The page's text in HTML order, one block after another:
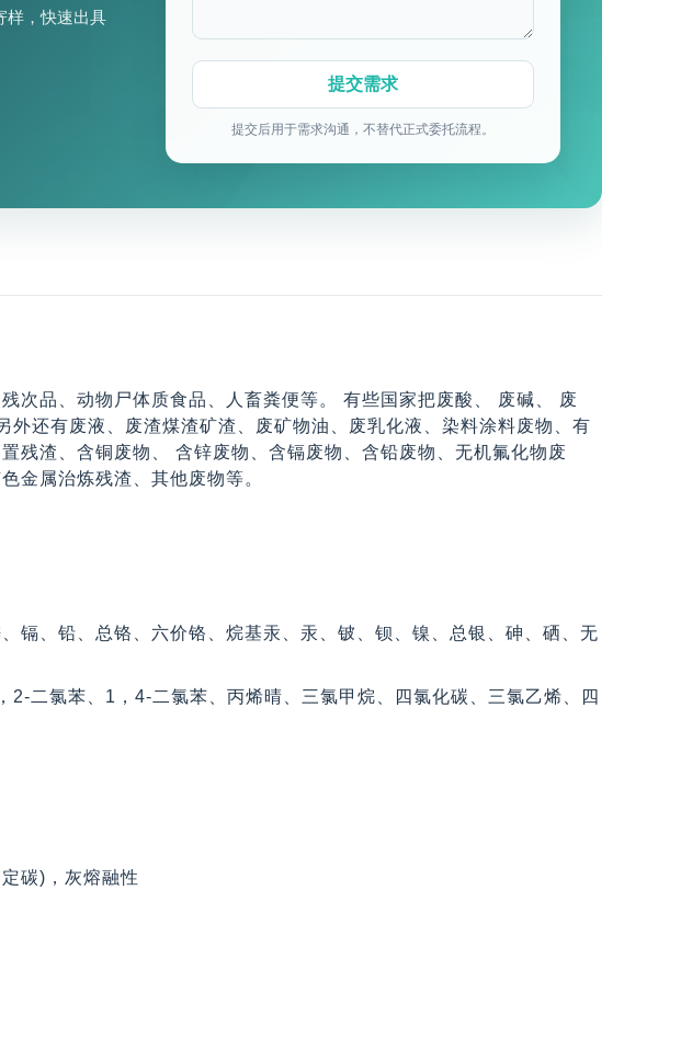
样，快速出具
提交后用于需求沟通，不替代正式委托流程。
次品、动物尸体质食品、人畜粪便等。 有些国家把废酸、 废碱、 废
还有废液、废渣煤渣矿渣、废矿物油、废乳化液、染料涂料废物、有
残渣、含铜废物、 含锌废物、含镉废物、含铅废物、无机氟化物废
金属治炼残渣、其他废物等。
镉、铅、总铬、六价铬、烷基汞、汞、铍、钡、镍、总银、砷、硒、无
二氯苯、1，4-二氯苯、丙烯晴、三氯甲烷、四氯化碳、三氯乙烯、四
碳)，灰熔融性